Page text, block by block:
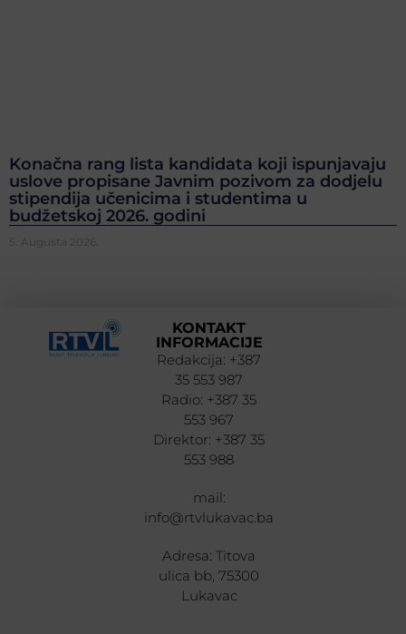
Konačna rang lista kandidata koji ispunjavaju
uslove propisane Javnim pozivom za dodjelu
stipendija učenicima i studentima u
budžetskoj 2026. godini
5. Augusta 2026.
KONTAKT
INFORMACIJE
Redakcija: +387
35 553 987
Radio: +387 35
553 967
Direktor: +387 35
553 988
mail:
info@rtvlukavac.ba
Adresa: Titova
ulica bb, 75300
Lukavac